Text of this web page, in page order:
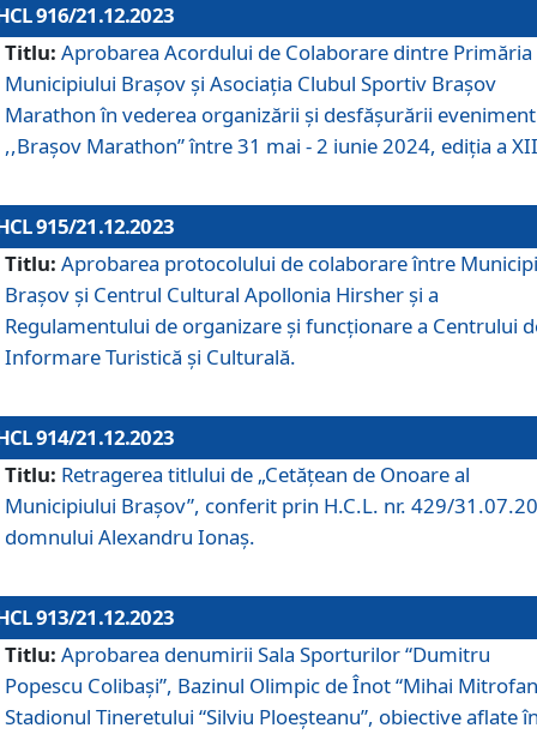
916/21.12.2023
Titlu: Aprobarea Acordului de Colaborare dintre Primăria
Municipiului Brașov și Asociația Clubul Sportiv Brașov
Marathon în vederea organizării și desfășurării
,,Brașov Marathon” între 31 mai - 2 iunie 2024, ediția a
915/21.12.2023
Titlu: Aprobarea protocolului de colaborare între
Brașov și Centrul Cultural Apollonia Hirsher și a
Regulamentului de organizare și funcționare a Centrului
Informare Turistică și Culturală.
914/21.12.2023
Titlu: Retragerea titlului de „Cetățean de Onoare al
Municipiului Brașov”, conferit prin H.C.L. nr. 429/
domnului Alexandru Ionaș.
913/21.12.2023
Titlu: Aprobarea denumirii Sala Sporturilor “Dumitru
Popescu Colibași”, Bazinul Olimpic de Înot “Mihai
Stadionul Tineretului “Silviu Ploeșteanu”, obiective aflate